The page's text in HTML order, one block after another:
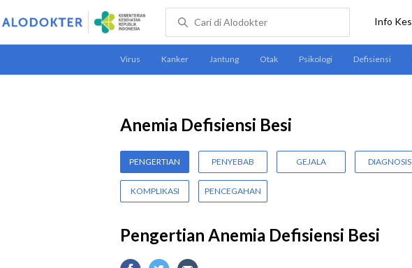
Anemia Defisiensi Besi
PENGERTIAN PENYEBAB GEJALA DIAGNOSIS
KOMPLIKASI PENCEGAHAN
Pengertian Anemia Defisiensi Besi